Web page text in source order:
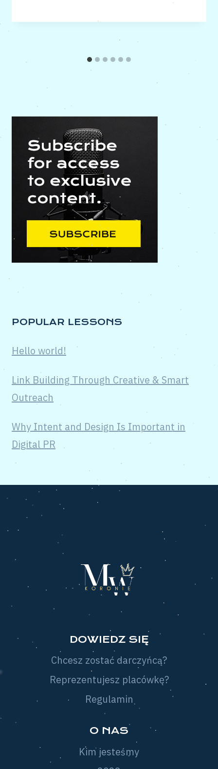
POPULAR LESSONS
Hello world!
Link Building Through Creative & Smart
Outreach
Why Intent and Design Is Important in
Digital PR
DOWIEDZ SIĘ
Chcesz zostać darczyńcą?
Reprezentujesz placówkę?
Regulamin
O NAS
Kim jesteśmy